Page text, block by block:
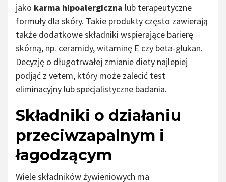
jako karma hipoalergiczna lub terapeutyczne
formuły dla skóry. Takie produkty często zawierają
także dodatkowe składniki wspierające barierę
skórną, np. ceramidy, witaminę E czy beta-glukan.
Decyzję o długotrwałej zmianie diety najlepiej
podjąć z vetem, który może zalecić test
eliminacyjny lub specjalistyczne badania.
Składniki o działaniu
przeciwzapalnym i
łagodzącym
Wiele składników żywieniowych ma